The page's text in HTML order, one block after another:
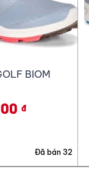
mật của GreenGolf
COOL
đ
Đã bán 182